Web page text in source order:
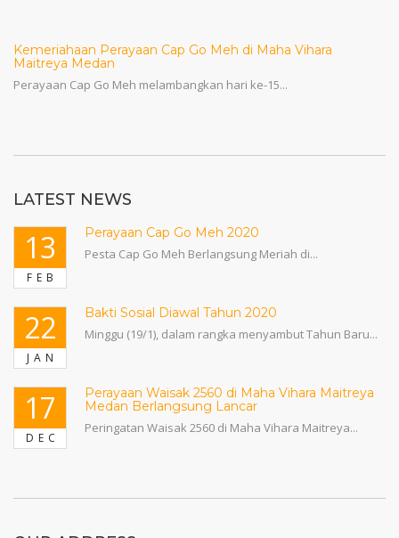
Kemeriahaan Perayaan Cap Go Meh di Maha Vihara
Maitreya Medan
Perayaan Cap Go Meh melambangkan hari ke-15...
LATEST NEWS
13
FEB
Perayaan Cap Go Meh 2020
Pesta Cap Go Meh Berlangsung Meriah di...
22
JAN
Bakti Sosial Diawal Tahun 2020
Minggu (19/1), dalam rangka menyambut Tahun Baru...
17
DEC
Perayaan Waisak 2560 di Maha Vihara Maitreya
Medan Berlangsung Lancar
Peringatan Waisak 2560 di Maha Vihara Maitreya...